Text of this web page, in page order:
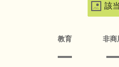
該
教育 非商